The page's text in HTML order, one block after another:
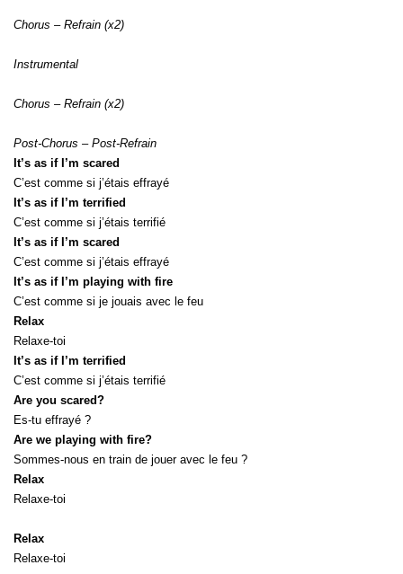
Chorus – Refrain (x2)
Instrumental
Chorus – Refrain (x2)
Post-Chorus – Post-Refrain
It’s as if I’m scared
C’est comme si j’étais effrayé
It’s as if I’m terrified
C’est comme si j’étais terrifié
It’s as if I’m scared
C’est comme si j’étais effrayé
It’s as if I’m playing with fire
C’est comme si je jouais avec le feu
Relax
Relaxe-toi
It’s as if I’m terrified
C’est comme si j’étais terrifié
Are you scared?
Es-tu effrayé ?
Are we playing with fire?
Sommes-nous en train de jouer avec le feu ?
Relax
Relaxe-toi
Relax
Relaxe-toi